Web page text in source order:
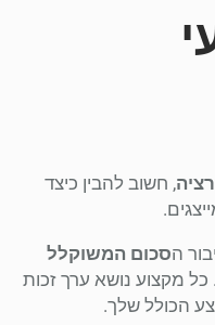
, חשוב להבין כיצד
הסכום המשוקלל
כל מקצוע נושא ערך זכות
הכולל שלך.